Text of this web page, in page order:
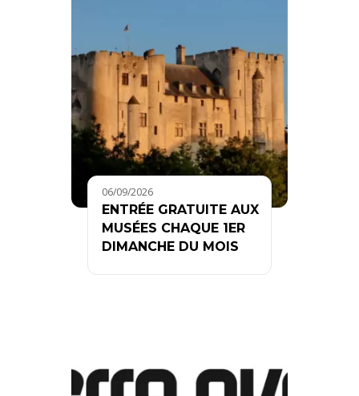
06/09/2026
ENTRÉE GRATUITE AUX
MUSÉES CHAQUE 1ER
DIMANCHE DU MOIS